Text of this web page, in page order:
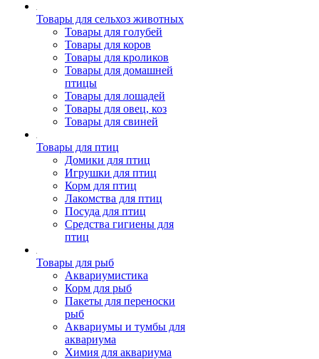
Товары для сельхоз животных
Товары для голубей
Товары для коров
Товары для кроликов
Товары для домашней
птицы
Товары для лошадей
Товары для овец, коз
Товары для свиней
Товары для птиц
Домики для птиц
Игрушки для птиц
Корм для птиц
Лакомства для птиц
Посуда для птиц
Средства гигиены для
птиц
Товары для рыб
Аквариумистика
Корм для рыб
Пакеты для переноски
рыб
Аквариумы и тумбы для
аквариума
Химия для аквариума